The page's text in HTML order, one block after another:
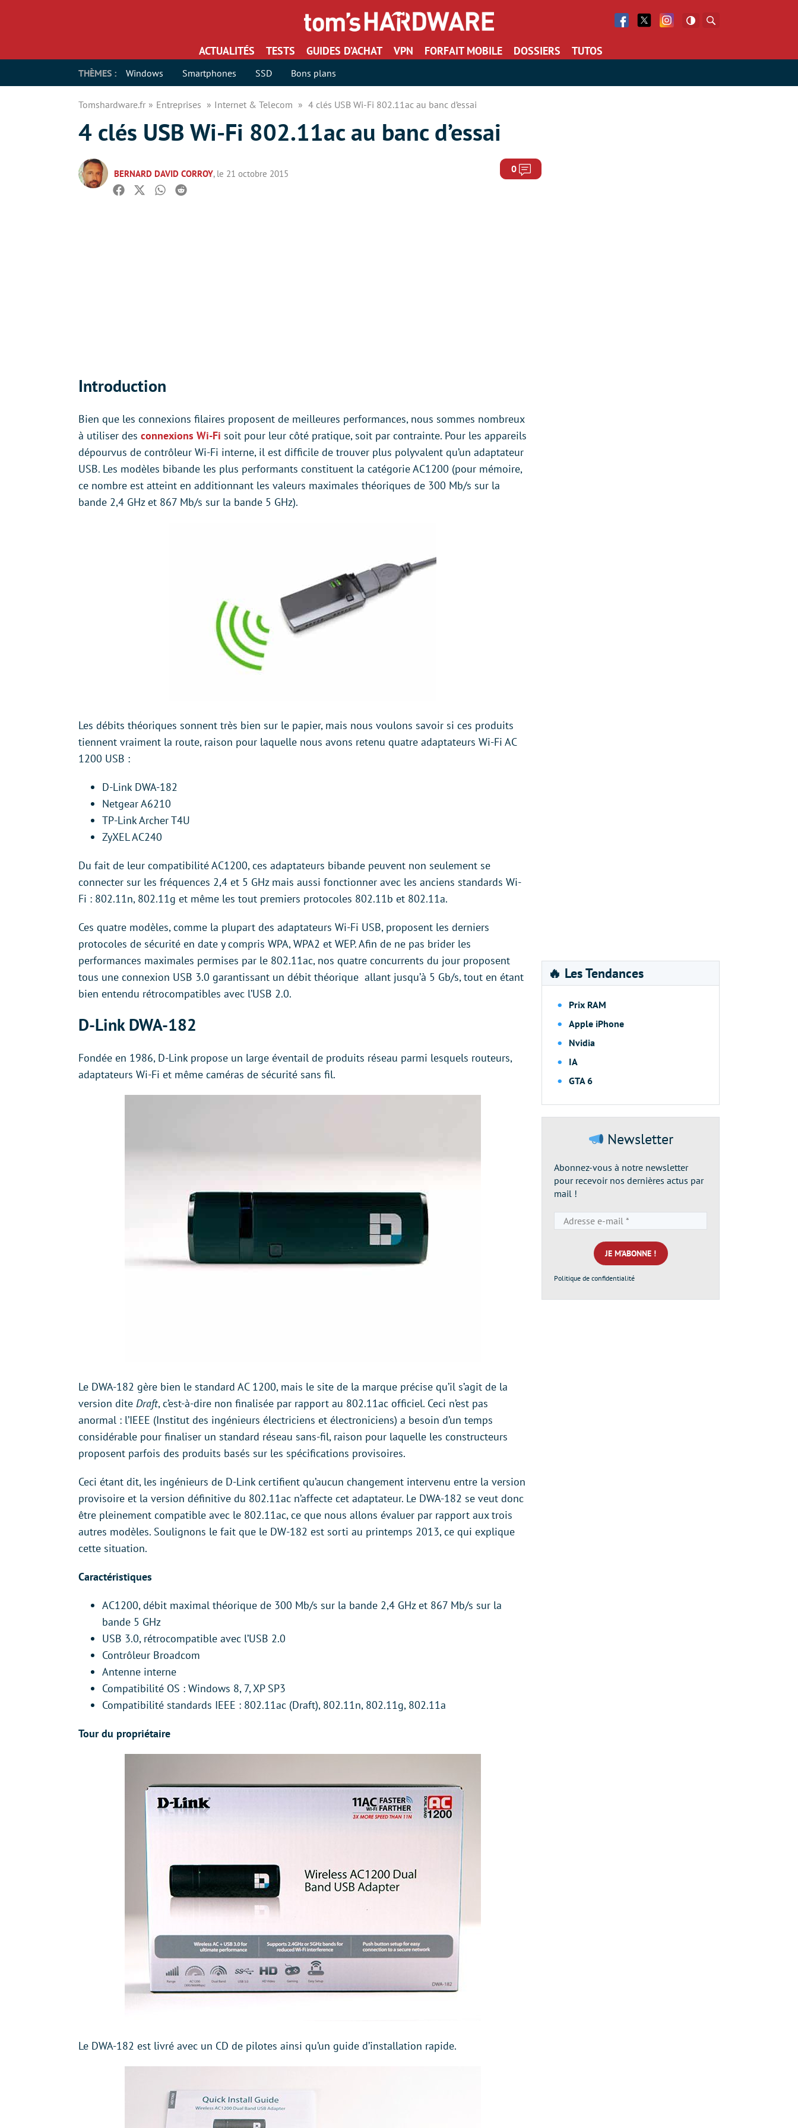
Facebook
Twitter Facebook
ACTUALITÉS TESTS GUIDES D’ACHAT VPN FORFAIT MOBILE DOSSIERS TUTOS
THÈMES : Windows Smartphones SSD Bons plans
Tomshardware.fr Entreprises Internet & Telecom 4 clés USB Wi-Fi 802.11ac au banc d’essai
4 clés USB Wi-Fi 802.11ac au banc d’essai
BERNARD DAVID CORROY, le 21 octobre 2015 0 Commentaires
Facebook
TwitterWhatsapp
Reddit
Introduction
Bien que les connexions filaires proposent de meilleures performances, nous sommes nombreux
à utiliser des connexions Wi-Fi soit pour leur côté pratique, soit par contrainte. Pour les appareils
dépourvus de contrôleur Wi-Fi interne, il est difficile de trouver plus polyvalent qu’un adaptateur
USB. Les modèles bibande les plus performants constituent la catégorie AC1200 (pour mémoire,
ce nombre est atteint en additionnant les valeurs maximales théoriques de 300 Mb/s sur la
bande 2,4 GHz et 867 Mb/s sur la bande 5 GHz).
Les débits théoriques sonnent très bien sur le papier, mais nous voulons savoir si ces produits
tiennent vraiment la route, raison pour laquelle nous avons retenu quatre adaptateurs Wi-Fi AC
1200 USB :
D-Link DWA-182
Netgear A6210
TP-Link Archer T4U
ZyXEL AC240
Du fait de leur compatibilité AC1200, ces adaptateurs bibande peuvent non seulement se
connecter sur les fréquences 2,4 et 5 GHz mais aussi fonctionner avec les anciens standards Wi-
Fi : 802.11n, 802.11g et même les tout premiers protocoles 802.11b et 802.11a.
Ces quatre modèles, comme la plupart des adaptateurs Wi-Fi USB, proposent les derniers
protocoles de sécurité en date y compris WPA, WPA2 et WEP. Afin de ne pas brider les
performances maximales permises par le 802.11ac, nos quatre concurrents du jour proposent
tous une connexion USB 3.0 garantissant un débit théorique allant jusqu’à 5 Gb/s, tout en étant
bien entendu rétrocompatibles avec l’USB 2.0.
D-Link DWA-182
Fondée en 1986, D-Link propose un large éventail de produits réseau parmi lesquels routeurs,
adaptateurs Wi-Fi et même caméras de sécurité sans fil.
Le DWA-182 gère bien le standard AC 1200, mais le site de la marque précise qu’il s’agit de la
version dite Draft, c’est-à-dire non finalisée par rapport au 802.11ac officiel. Ceci n’est pas
anormal : l’IEEE (Institut des ingénieurs électriciens et électroniciens) a besoin d’un temps
considérable pour finaliser un standard réseau sans-fil, raison pour laquelle les constructeurs
proposent parfois des produits basés sur les spécifications provisoires.
Ceci étant dit, les ingénieurs de D-Link certifient qu’aucun changement intervenu entre la version
provisoire et la version définitive du 802.11ac n’affecte cet adaptateur. Le DWA-182 se veut donc
être pleinement compatible avec le 802.11ac, ce que nous allons évaluer par rapport aux trois
autres modèles. Soulignons le fait que le DW-182 est sorti au printemps 2013, ce qui explique
cette situation.
Caractéristiques
AC1200, débit maximal théorique de 300 Mb/s sur la bande 2,4 GHz et 867 Mb/s sur la
bande 5 GHz
USB 3.0, rétrocompatible avec l’USB 2.0
Contrôleur Broadcom
Antenne interne
Compatibilité OS : Windows 8, 7, XP SP3
Compatibilité standards IEEE : 802.11ac (Draft), 802.11n, 802.11g, 802.11a
Tour du propriétaire
Le DWA-182 est livré avec un CD de pilotes ainsi qu’un guide d’installation rapide.
🔥 Les Tendances
Prix RAM
Apple iPhone
Nvidia
IA
GTA 6
Newsletter
Abonnez-vous à notre newsletter
pour recevoir nos dernières actus par
mail !
e-
mail
*
Politique de confidentialité